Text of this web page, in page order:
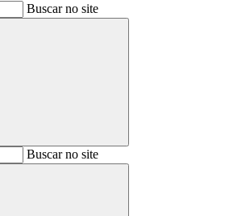
Buscar no site
BuscarBuscar no site